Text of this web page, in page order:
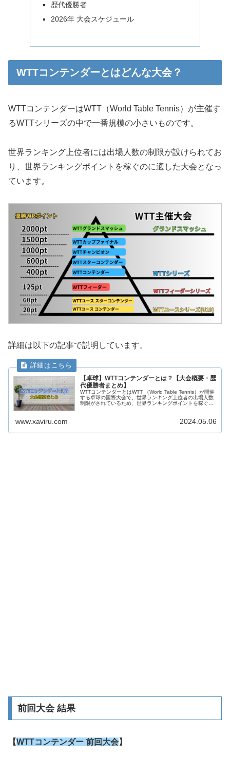
歴代優勝者
2026年 大会スケジュール
WTTコンテンダーとはどんな大会？
WTTコンテンダーはWTT（World Table Tennis）が主催す
るWTTシリーズの中で一番規模の小さいものです。
世界ランキング上位者には出場人数の制限が設けられてお
り、世界ランキングポイントを稼ぐのに適した大会となっ
ています。
詳細は以下の記事で説明しています。
【卓球】WTTコンテンダーとは？【大会概要・歴
代優勝者まとめ】
WTTコンテンダーとはWTT （World Table Tennis）が開催
する卓球の国際大会で、世界ランキング上位者の出場人数
制限がされているため、世界ランキングポイントを稼ぐの
www.xaviru.com 2024.05.06
前回大会 結果
【WTTコンテンダー 前回大会】